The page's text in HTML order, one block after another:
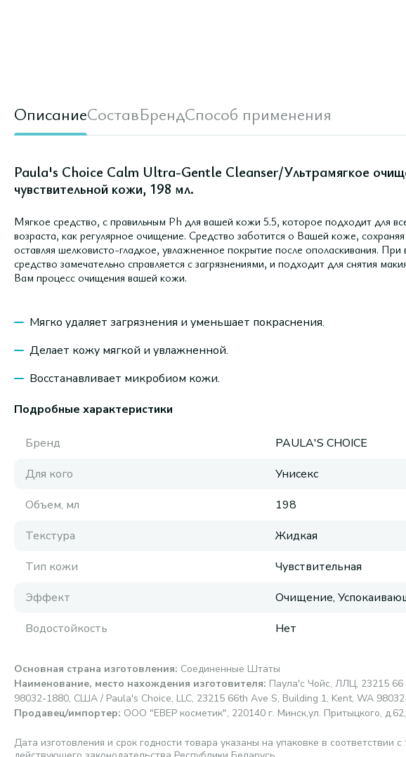
ОписаниеСоставБрендСпособ применения
Paula's Choice Calm Ultra-Gentle Cleanser/Ультрамягкое
чувствительной кожи, 198 мл.
Мягкое средство, с правильным Ph для вашей кожи 5.5, которое подходит для
возраста, как регулярное очищение. Средство заботится о Вашей коже,
оставляя шелковисто-гладкое, увлажненное покрытие после ополаскивания. При
средство замечательно справляется с загрязнениями, и подходит для снятия
Вам процесс очищения вашей кожи.
Мягко удаляет загрязнения и уменьшает покраснения.
Делает кожу мягкой и увлажненной.
Восстанавливает микробиом кожи.
Подробные характеристики
Бренд
PAULA'S CHOICE
Для кого
Унисекс
Объем, мл
198
Текстура
Жидкая
Тип кожи
Чувствительная
Эффект
Очищение,
Водостойкость
Нет
Основная страна изготовления: Соединенные Штаты
Наименование, место нахождения изготовителя: Паула'с Чойс, ЛЛЦ, 23215
98032-1880, США / Paula's Choice, LLC, 23215 66th Ave S, Building 1, Kent, WA
Продавец/импортер: ООО "ЕВЕР косметик", 220140 г. Минск,ул. Притыцкого,
Дата изготовления и срок годности товара указаны на упаковке в соответствии